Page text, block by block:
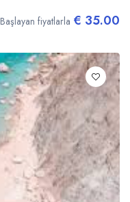
Başlayan fiyatlarla € 35.00